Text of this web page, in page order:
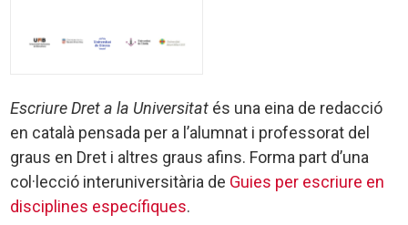
Escriure Dret a la Universitat és una eina de redacció
en català pensada per a l’alumnat i professorat del
graus en Dret i altres graus afins. Forma part d’una
col·lecció interuniversitària de Guies per escriure en
disciplines específiques.